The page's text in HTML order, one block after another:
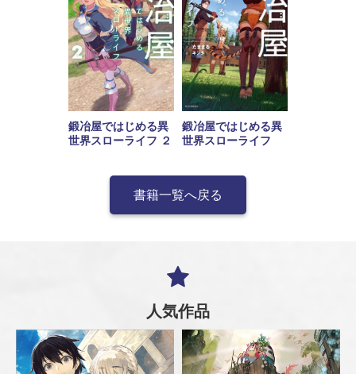
鍛冶屋ではじめる異
世界スローライフ ２
鍛冶屋ではじめる異
世界スローライフ
書籍一覧へ戻る
人気作品